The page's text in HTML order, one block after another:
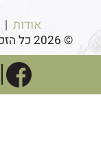
אודות|בלוג
© 2026 כל הזכויות שמורות | Powered By Adactive